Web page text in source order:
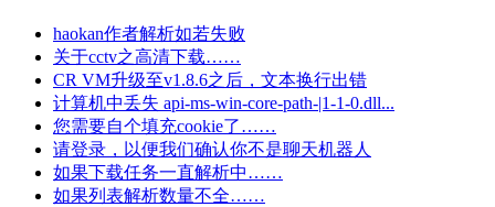
haokan作者解析如若失败
关于cctv之高清下载……
CR VM升级至v1.8.6之后，文本换行出错
计算机中丢失 api-ms-win-core-path-|1-1-0.dll...
您需要自个填充cookie了……
请登录，以便我们确认你不是聊天机器人
如果下载任务一直解析中……
如果列表解析数量不全……